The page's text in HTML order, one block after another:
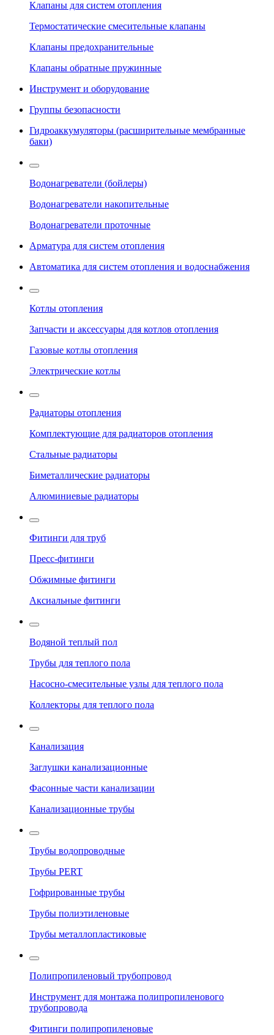
Клапаны для систем отопления
Термостатические смесительные клапаны
Клапаны предохранительные
Клапаны обратные пружинные
Инструмент и оборудование
Группы безопасности
Гидроаккумуляторы (расширительные мембранные
баки)
Водонагреватели (бойлеры)
Водонагреватели накопительные
Водонагреватели проточные
Арматура для систем отопления
Автоматика для систем отопления и водоснабжения
Котлы отопления
Запчасти и аксессуары для котлов отопления
Газовые котлы отопления
Электрические котлы
Радиаторы отопления
Комплектующие для радиаторов отопления
Стальные радиаторы
Биметаллические радиаторы
Алюминиевые радиаторы
Фитинги для труб
Пресс-фитинги
Обжимные фитинги
Аксиальные фитинги
Водяной теплый пол
Трубы для теплого пола
Насосно-смесительные узлы для теплого пола
Коллекторы для теплого пола
Канализация
Заглушки канализационные
Фасонные части канализации
Канализационные трубы
Трубы водопроводные
Трубы PERT
Гофрированные трубы
Трубы полиэтиленовые
Трубы металлопластиковые
Полипропиленовый трубопровод
Инструмент для монтажа полипропиленового
трубопровода
Фитинги полипропиленовые